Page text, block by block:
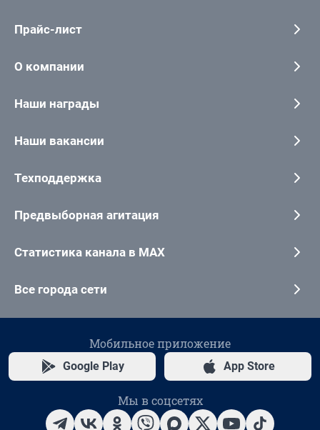
Прайс-лист
О компании
Наши награды
Наши вакансии
Техподдержка
Предвыборная агитация
Статистика канала в MAX
Все города сети
Мобильное приложение
Google Play App Store
Мы в соцсетях